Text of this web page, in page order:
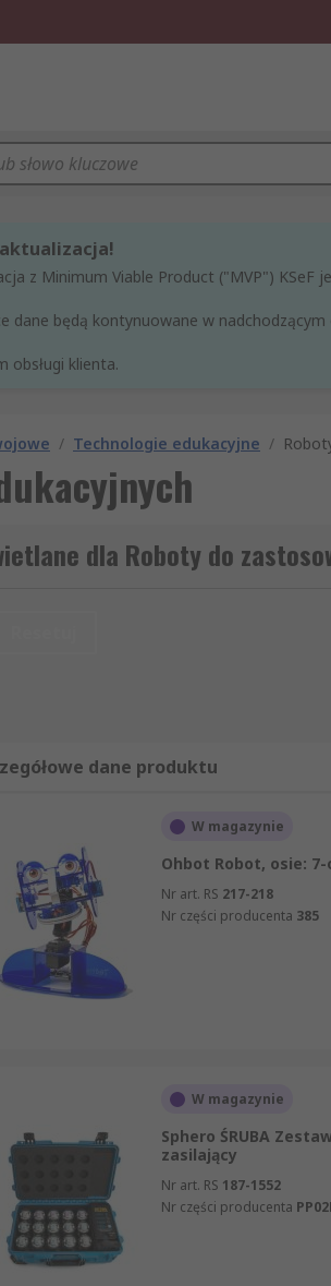
z Minimum Viable Product ("MVP") KSeF
dane będą kontynuowane w nadchodzącym
obsługi klienta.
/ Technologie edukacyjne /
dla Roboty do
dane produktu
W magazynie
Ohbot Robot, osie:
Nr art. RS 217-218
Nr części producenta 385
W magazynie
Sphero ŚRUBA
zasilający
Nr art. RS 187-1552
Nr części producenta